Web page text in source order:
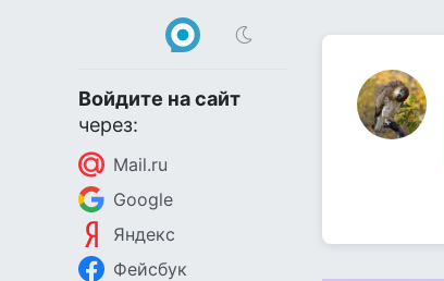
Войдите на сайт
через:
Mail.ru
Google
Яндекс
Фейсбук